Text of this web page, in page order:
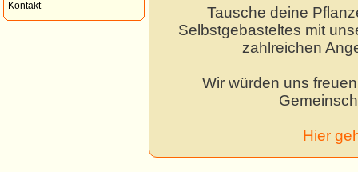
Kontakt
Tausche deine
Selbstgebasteltes mit
zahlreichen
Wir würden uns
Hier